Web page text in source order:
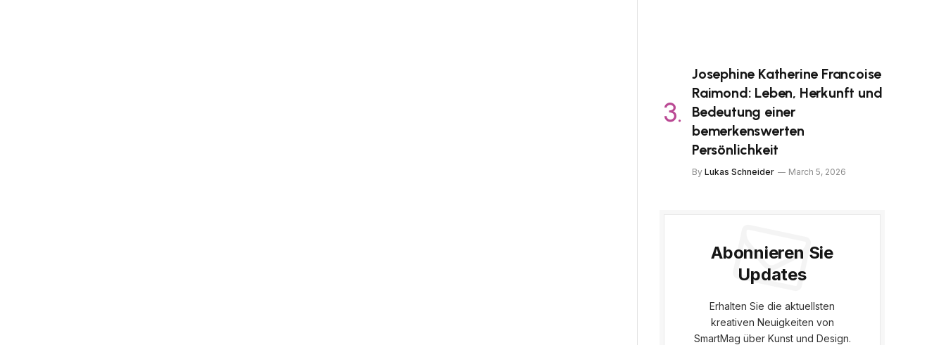
Josephine Katherine Francoise
Raimond: Leben, Herkunft und
Bedeutung einer
bemerkenswerten
Persönlichkeit
By Lukas Schneider March 5, 2026
Abonnieren Sie
Updates
Erhalten Sie die aktuellsten
kreativen Neuigkeiten von
SmartMag über Kunst und Design.